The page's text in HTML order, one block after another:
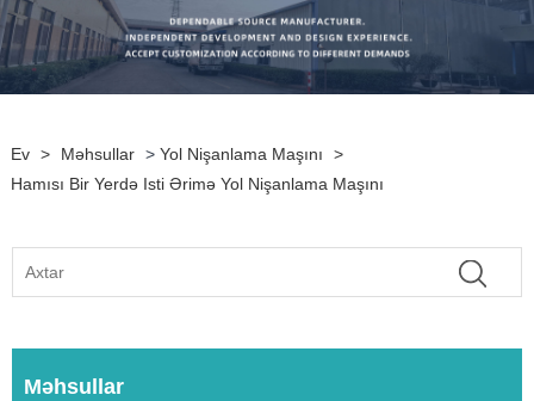
Ev > Məhsullar > Yol Nişanlama Maşını
>
Hamısı Bir Yerdə Isti Ərimə Yol Nişanlama Maşını
Məhsullar